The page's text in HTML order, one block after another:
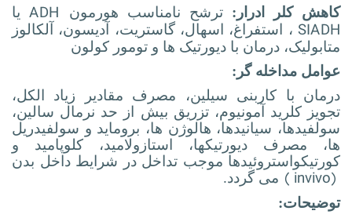
کاهش کلر ادرار: ترشح نامناسب هورمون ADH یا
SIADH ، استفراغ، اسهال، گاستریت، آدیسون، آلکالوز
متابولیک، درمان با دیورتیک ها و تومور کولون
عوامل مداخله گر:
درمان با کاربنی سیلین، مصرف مقادیر زیاد الکل،
تجویز کلرید آمونیوم، تزریق بیش از حد نرمال سالین،
سولفیدها، سیانیدها، هالوژن ها، بروماید و سولفیدریل
ها، مصرف دیورتیکها، استازولامید، کلوپامید و
کورتیکواستروئیدها موجب تداخل در شرایط داخل بدن
invivo)
( می گردد.
توضیحات: